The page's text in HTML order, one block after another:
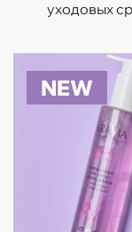
уходовых
NEW